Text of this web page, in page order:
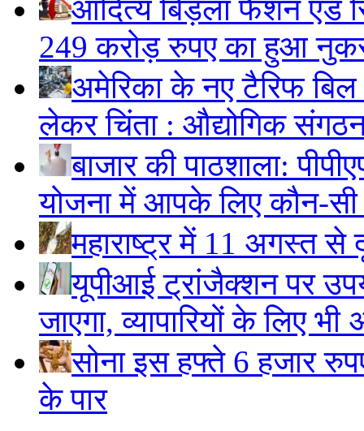
आदित्य बिड़ला फैशन एंड
249 करोड़ रुपए का हुआ
अमेरिका के नए टैरिफ बिल
लेकर चिंता : औद्योगिक
बाजार की पाठशाला:
योजना में आपके लिए कौन-सी
महाराष्ट्र में 11 अगस्त
यूपीआई ट्रांजैक्शन पर
जाएगा, व्यापारियों के लिए
सोना इस हफ्ते 6 हजार
के पार